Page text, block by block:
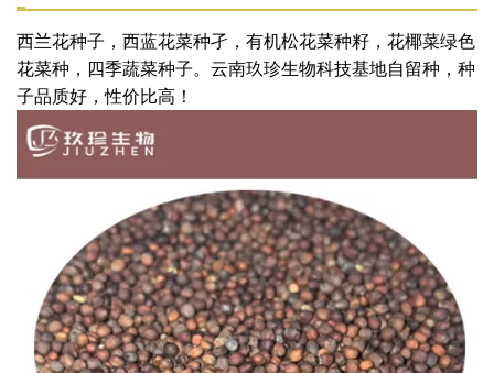
西兰花种子，西蓝花菜种孑，有机松花菜种籽，花椰菜绿色
花菜种，四季蔬菜种子。云南玖珍生物科技基地自留种，种
子品质好，性价比高！